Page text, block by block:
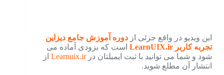
این ویدیو در واقع جزئی از دوره آموزش جامع دیزاین
تجربه کاربر LearnUIX.ir
است که بزودی آماده می
شود و شما می توانید با ثبت ایمیلتان درLearnuix.ir از
انتشار آن مطلع شوید.